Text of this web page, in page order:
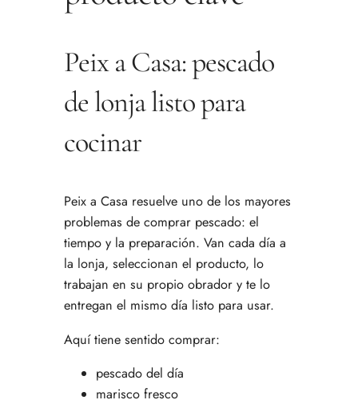
Peix a Casa: pescado
de lonja listo para
cocinar
Peix a Casa resuelve uno de los mayores
problemas de comprar pescado: el
tiempo y la preparación. Van cada día a
la lonja, seleccionan el producto, lo
trabajan en su propio obrador y te lo
entregan el mismo día listo para usar.
Aquí tiene sentido comprar:
pescado del día
marisco fresco